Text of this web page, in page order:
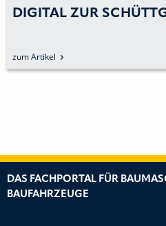
DIGITAL ZUR
zum Artikel
DAS FACHPORTAL FÜR
BAUFAHRZEUGE